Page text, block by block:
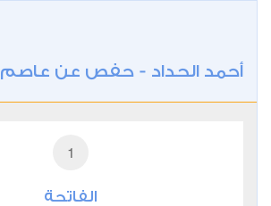
أحمد الحداد - حفص عن عاصم
1
الفاتحة